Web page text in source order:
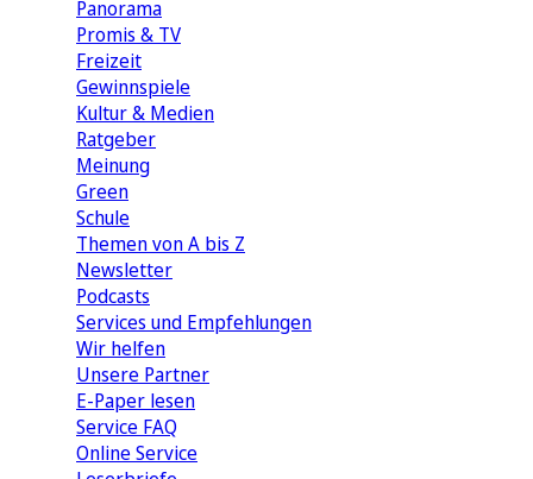
Panorama
Promis & TV
Freizeit
Gewinnspiele
Kultur & Medien
Ratgeber
Meinung
Green
Schule
Themen von A bis Z
Newsletter
Podcasts
Services und Empfehlungen
Wir helfen
Unsere Partner
E-Paper lesen
Service FAQ
Online Service